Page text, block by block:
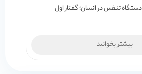
تنفس در انسان؛ گفتار اول
بیشتر بخوانید